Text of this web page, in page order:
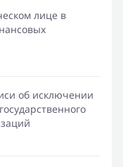
лице в
об исключении